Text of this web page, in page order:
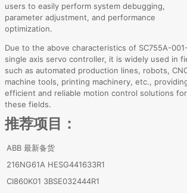
users to easily perform system debugging,
parameter adjustment, and performance
optimization.
Due to the above characteristics of SC755A-
single axis servo controller, it is widely used in
such as automated production lines, robots,
machine tools, printing machinery, etc.,
efficient and reliable motion control solutions for
these fields.
推荐项目：
ABB 最新备货
216NG61A HESG441633R1
CI860K01 3BSE032444R1